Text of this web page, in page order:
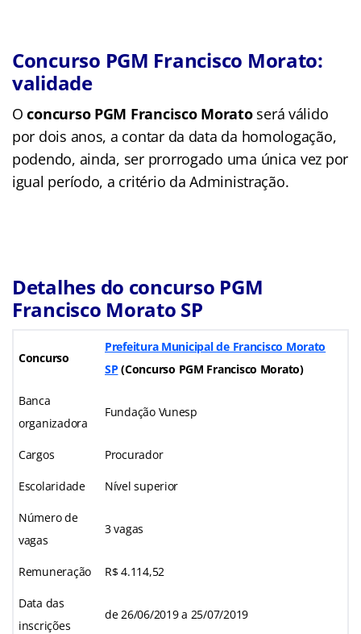
Concurso PGM Francisco Morato:
validade
Oconcurso PGM Francisco Moratoserá válido
por dois anos, a contar da data da homologação,
podendo, ainda, ser prorrogado uma única vez por
igual período, a critério da Administração.
Detalhes do concurso PGM
Francisco Morato SP
Concurso
Prefeitura Municipal de Francisco Morato
SP (Concurso PGM Francisco Morato)
Banca
organizadora
Fundação Vunesp
Cargos Procurador
Escolaridade Nível superior
Número de
vagas
3 vagas
Remuneração R$ 4.114,52
Data das
inscrições
de 26/06/2019 a 25/07/2019